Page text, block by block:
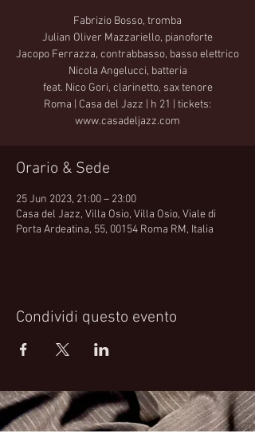
Fabrizio Bosso, tromba
Julian Oliver Mazzariello, pianoforte
Jacopo Ferrazza, contrabbasso, basso elettrico
Nicola Angelucci, batteria
feat. Nico Gori, clarinetto, sax tenore
Roma | Casa del Jazz | h 21 | tickets:
www.casadeljazz.com
Orario & Sede
25 Jun 2023, 21:00 – 23:00
Casa del Jazz, Villa Osio, Villa Osio, Viale di
Porta Ardeatina, 55, 00154 Roma RM, Italia
Condividi questo evento